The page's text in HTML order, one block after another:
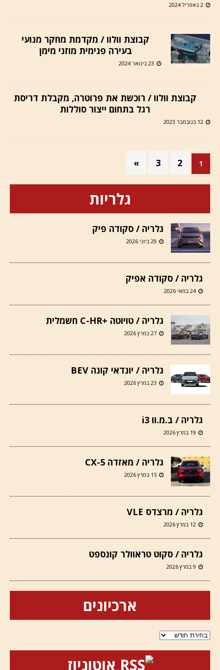
2 באפריל 2024
קבוצת וולוו / מקדמת מחקר מנועי
בעירה פנימית מוזני מימן
23 בינואר 2024
קבוצת וולוו / רוכשת את פרוטרה, מקבלת דריסת
רגל בתחום ייצור סוללות
12 בנובמבר 2023
1
2
3
»
גלריות
גלריה / סקודה פיק
29 ביוני 2026
גלריה / סקודה אפיק
24 במאי 2026
גלריה / טויוטה +C-HR חשמלית
27 במרץ 2026
גלריה / יונדאי קונה BEV
23 במרץ 2026
גלריה / ב.מ.וו i3
19 במרץ 2026
גלריה / מאזדה CX-5
15 במרץ 2026
גלריה / מרצדס VLE
12 במרץ 2026
גלריה / סקוט טראוולר קונספט
9 במרץ 2026
ארכיונים
ארכיונים
אוטוניוז